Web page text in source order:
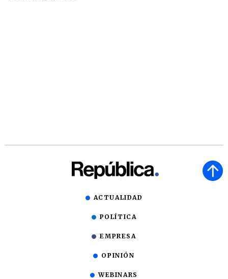
ACTUALIDAD
POLÍTICA
EMPRESA
OPINIÓN
WEBINARS